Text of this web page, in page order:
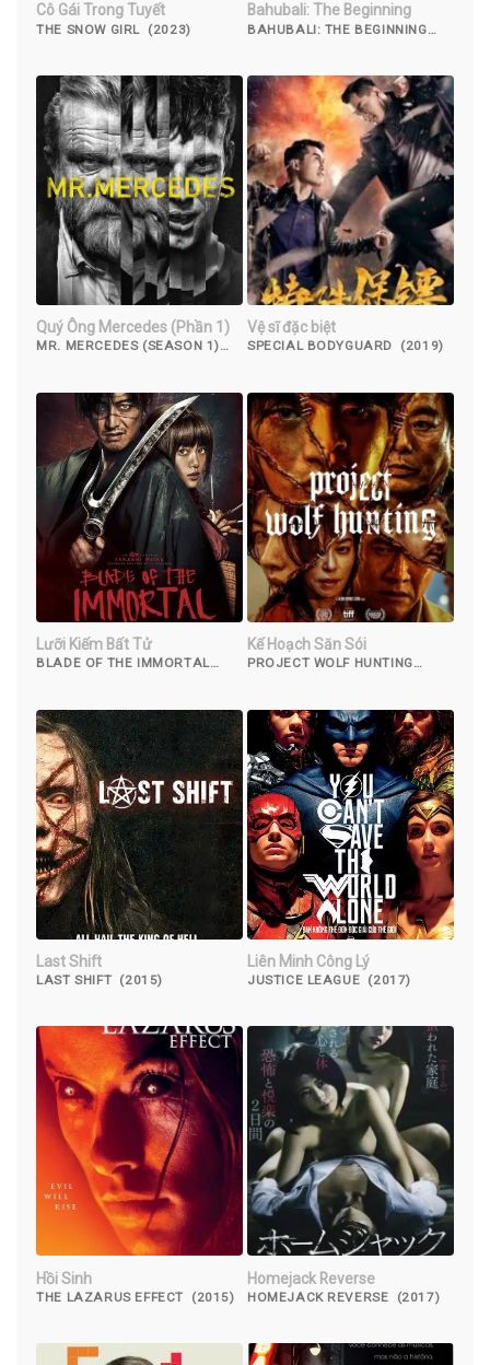
Cô Gái Trong Tuyết
THE SNOW GIRL (2023)
Bahubali: The Beginning
BAHUBALI: THE BEGINNING
Quý Ông Mercedes (Phần 1)
MR. MERCEDES (SEASON 1)
Vệ sĩ đặc biệt
SPECIAL BODYGUARD (2019)
Lưỡi Kiếm Bất Tử
BLADE OF THE IMMORTAL
Kế Hoạch Săn Sói
PROJECT WOLF HUNTING
Last Shift
LAST SHIFT (2015)
Liên Minh Công Lý
JUSTICE LEAGUE (2017)
Hồi Sinh
THE LAZARUS EFFECT (2015)
Homejack Reverse
HOMEJACK REVERSE (2017)